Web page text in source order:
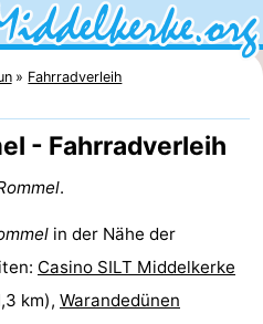
Fahrradverleih
- Fahrradverleih
.
in der Nähe der
Casino SILT Middelkerke
km), Warandedünen